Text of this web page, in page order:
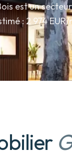
est un
: 2 974 EUR/